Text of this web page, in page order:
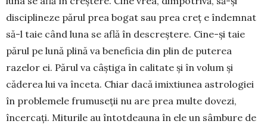
disci­plineze pă­rul prea bogat sau prea creț e îndemnat
să-l taie când luna se află în des­creș­tere. Cine-și taie
părul pe lună plină va beneficia din plin de puterea
razelor ei. Pă­rul va câștiga în cali­tate și în volum și
căderea lui va înceta. Chiar dacă imixtiu­nea astro­logiei
în proble­mele frumuseții nu are prea multe dovezi,
încercați. Mi­turile au întotdea­una în ele un sâm­bure de